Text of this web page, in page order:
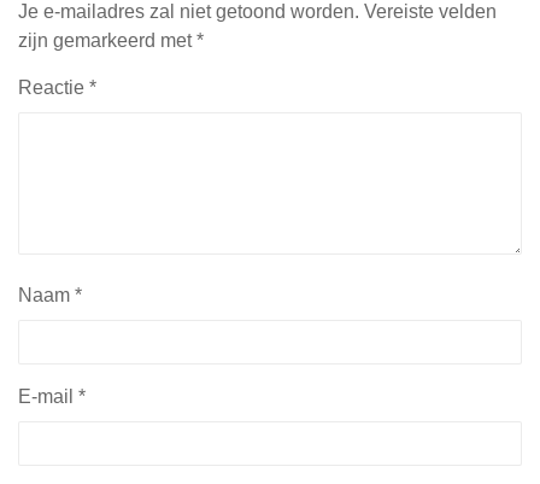
Je e-mailadres zal niet getoond worden. Vereiste velden
zijn gemarkeerd met*
Reactie *
Naam *
E-mail *